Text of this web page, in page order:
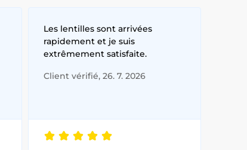
Les lentilles sont arrivées
rapidement et je suis
extrêmement satisfaite.
Client vérifié, 26. 7. 2026